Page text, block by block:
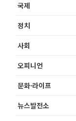
국제
정치
사회
오피니언
문화·라이프
뉴스발전소